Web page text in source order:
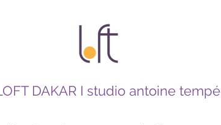
DAKAR I studio antoine tempé